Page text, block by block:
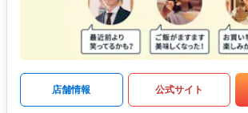
店舗情報 公式サイト